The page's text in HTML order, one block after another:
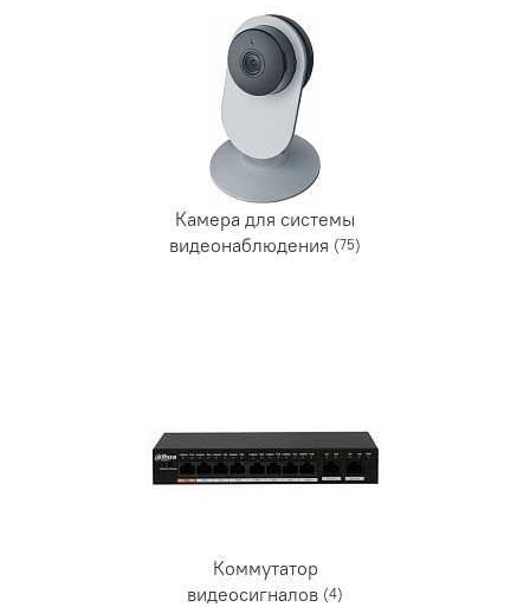
Камера для системы
видеонаблюдения (75)
Коммутатор
видеосигналов (4)